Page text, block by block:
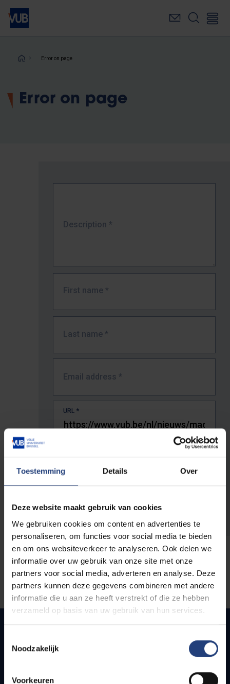
Toestemming Details Over
Deze website maakt gebruik van cookies
We gebruiken cookies om content en advertenties te
personaliseren, om functies voor social media te bieden
en om ons websiteverkeer te analyseren. Ook delen we
informatie over uw gebruik van onze site met onze
partners voor social media, adverteren en analyse. Deze
partners kunnen deze gegevens combineren met andere
informatie die u aan ze heeft verstrekt of die ze hebben
verzameld op basis van uw gebruik van hun services.
Noodzakelijk
Voorkeuren
Skip
main
Breadcrumb
Error on page
Error on page
Description *
First name *
Last name *
Email address *
URL *
The full URL of the page where you encountered the error.
Quick links